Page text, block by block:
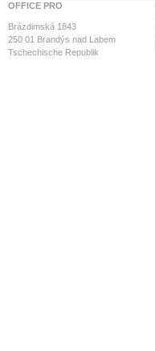
OFFICE PRO
Brázdimská 1843
250 01 Brandýs nad Labem
Tschechische Republik